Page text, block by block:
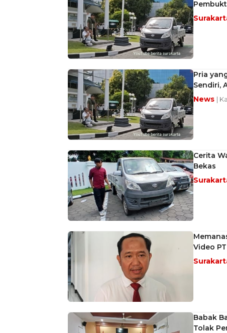
Pria
Sendiri,
News |
Cerita
Bekas
Video
Babak
Tolak